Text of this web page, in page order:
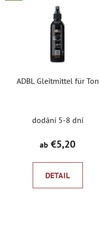
ADBL Gleitmittel für Ton
dodání 5-8 dní
ab €5,20
DETAIL